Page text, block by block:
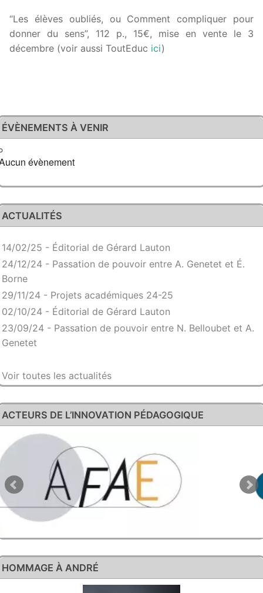
“Les élèves oubliés, ou Comment compliquer pour
donner du sens”, 112 p., 15€, mise en vente le 3
décembre (voir aussi ToutEduc ici)
ÉVÈNEMENTS À VENIR
évènement
ACTUALITÉS
14/02/25 - Éditorial de Gérard Lauton
24/12/24 - Passation de pouvoir entre A. Genetet et É.
Borne
29/11/24 - Projets académiques 24-25
02/10/24 - Éditorial de Gérard Lauton
23/09/24 - Passation de pouvoir entre N. Belloubet et A.
Genetet
Voir toutes les actualités
ACTEURS DE L’INNOVATION PÉDAGOGIQUE
HOMMAGE À ANDRÉ